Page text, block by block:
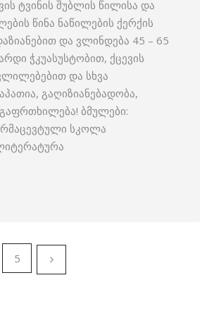
ტვინის შუბლის წილისა და
წინა ნაწილების ქერქის
და ვლინდება 45 – 65
ჭკუასუსტობით, ქცევის
და სხვა
გაღიზიანებადობა,
ბმულები:
სკოლა
5